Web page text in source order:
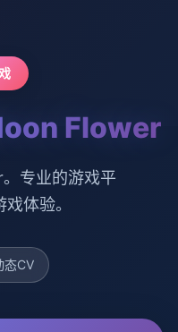
Flower
专业的游戏平
体验。
态CV